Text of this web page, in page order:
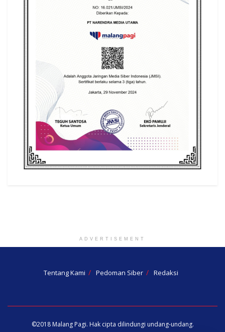
ADVERTISEMENT
Tentang Kami Pedoman Siber Redaksi
©2018 Malang Pagi. Hak cipta dilindungi undang-undang.